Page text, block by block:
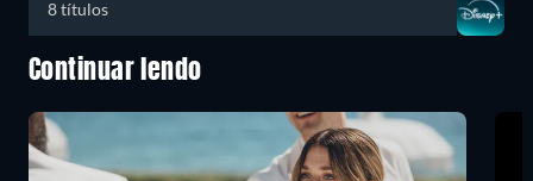
8 títulos
Continuar lendo